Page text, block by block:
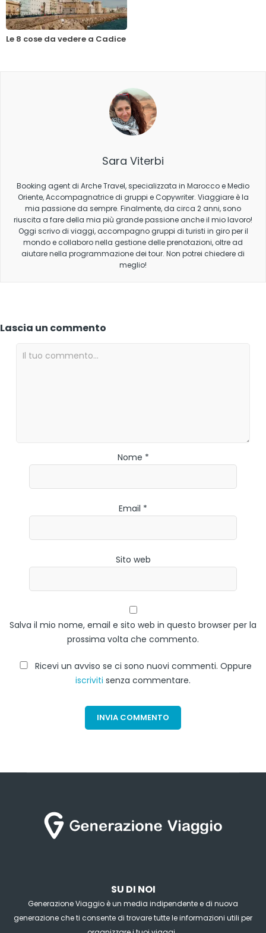
Le 8 cose da vedere a Cadice
Sara Viterbi
Booking agent di Arche Travel, specializzata in Marocco e Medio
Oriente, Accompagnatrice di gruppi e Copywriter. Viaggiare è la
mia passione da sempre. Finalmente, da circa 2 anni, sono
riuscita a fare della mia più grande passione anche il mio lavoro!
Oggi scrivo di viaggi, accompagno gruppi di turisti in giro per il
mondo e collaboro nella gestione delle prenotazioni, oltre ad
aiutare nella programmazione dei tour. Non potrei chiedere di
meglio!
Lascia un commento
Nome *
Email *
Sito web
Salva il mio nome, email e sito web in questo browser per la
prossima volta che commento.
Ricevi un avviso se ci sono nuovi commenti. Oppure
iscriviti senza commentare.
SU DI NOI
Generazione Viaggio è un media indipendente e di nuova
generazione che ti consente di trovare tutte le informazioni utili per